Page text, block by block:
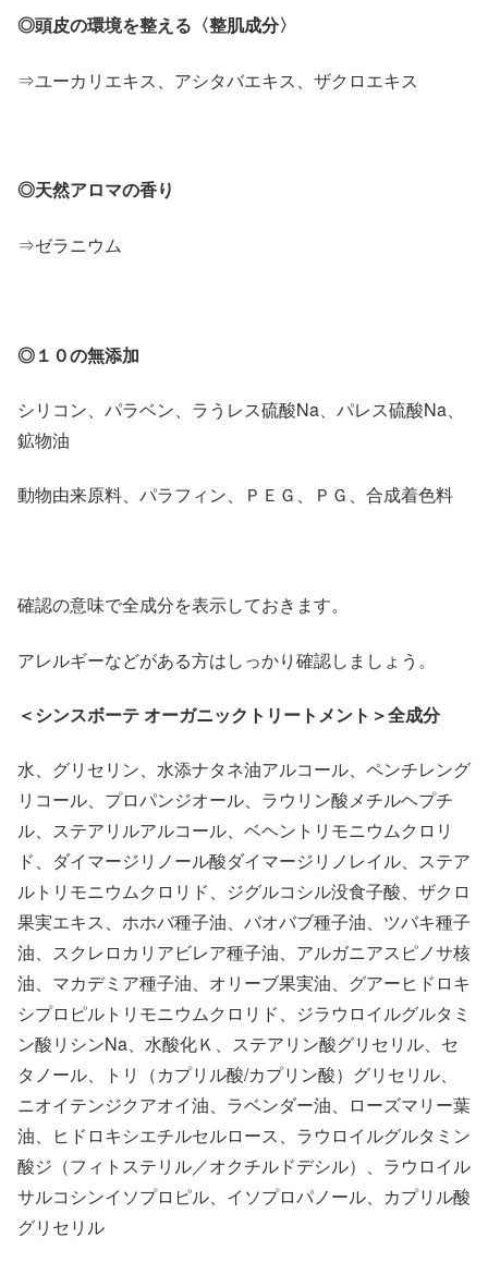
◎頭皮の環境を整える〈整肌成分〉
⇒ユーカリエキス、アシタバエキス、ザクロエキス
◎天然アロマの香り
⇒ゼラニウム
◎１０の無添加
シリコン、パラベン、ラうレス硫酸Na、パレス硫酸Na、
鉱物油
動物由来原料、パラフィン、ＰＥＧ、ＰＧ、合成着色料
確認の意味で全成分を表示しておきます。
アレルギーなどがある方はしっかり確認しましょう。
＜シンスボーテ オーガニックトリートメント＞全成分
水、グリセリン、水添ナタネ油アルコール、ペンチレング
リコール、プロパンジオール、ラウリン酸メチルヘプチ
ル、ステアリルアルコール、ベヘントリモニウムクロリ
ド、ダイマージリノール酸ダイマージリノレイル、ステア
ルトリモニウムクロリド、ジグルコシル没食子酸、ザクロ
果実エキス、ホホバ種子油、バオバブ種子油、ツバキ種子
油、スクレロカリアビレア種子油、アルガニアスピノサ核
油、マカデミア種子油、オリーブ果実油、グアーヒドロキ
シプロピルトリモニウムクロリド、ジラウロイルグルタミ
ン酸リシンNa、水酸化Ｋ、ステアリン酸グリセリル、セ
タノール、トリ（カプリル酸/カプリン酸）グリセリル、
ニオイテンジクアオイ油、ラベンダー油、ローズマリー葉
油、ヒドロキシエチルセルロース、ラウロイルグルタミン
酸ジ（フィトステリル／オクチルドデシル）、ラウロイル
サルコシンイソプロピル、イソプロパノール、カプリル酸
グリセリル